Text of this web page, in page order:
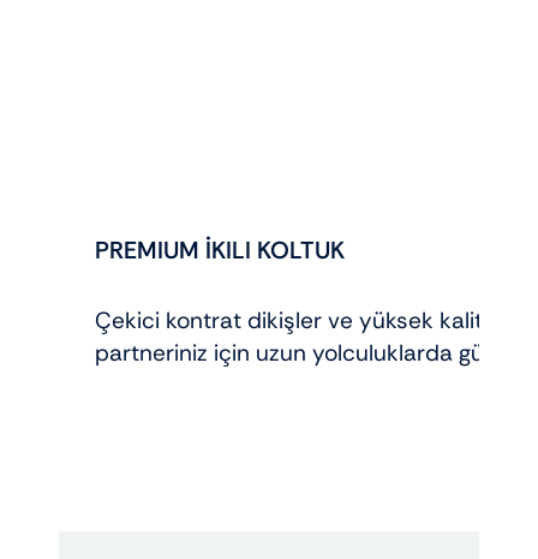
PREMIUM İKILI KOLTUK
Çekici kontrat dikişler ve yüksek kaliteli
partneriniz için uzun yolculuklarda gün